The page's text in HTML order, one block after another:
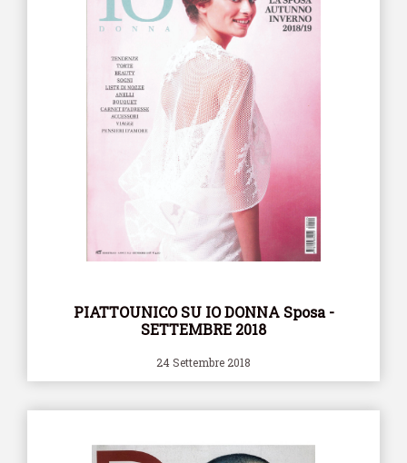
PIATTOUNICO SU IO DONNA Sposa -
SETTEMBRE 2018
24 Settembre 2018